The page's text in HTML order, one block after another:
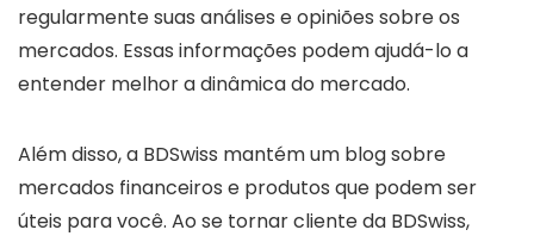
regularmente suas análises e opiniões sobre os
mercados. Essas informações podem ajudá-lo a
entender melhor a dinâmica do mercado.
Além disso, a BDSwiss mantém um blog sobre
mercados financeiros e produtos que podem ser
úteis para você. Ao se tornar cliente da BDSwiss,